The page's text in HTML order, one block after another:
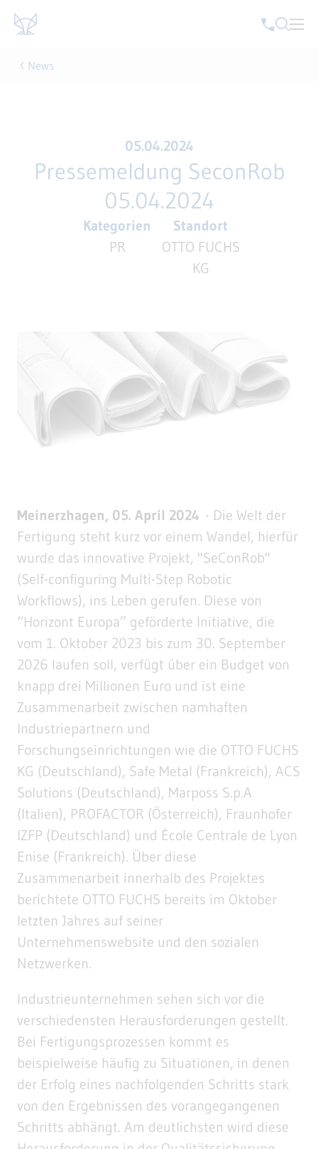
News
05.04.2024
Pressemeldung SeconRob
05.04.2024
Kategorien
PR
Standort
OTTO FUCHS
KG
Meinerzhagen, 05. April 2024 - Die Welt der
Fertigung steht kurz vor einem Wandel, hierfür
wurde das innovative Projekt, "SeConRob"
(Self-configuring Multi-Step Robotic
Workflows), ins Leben gerufen. Diese von
“Horizont Europa” geförderte Initiative, die
vom 1. Oktober 2023 bis zum 30. September
2026 laufen soll, verfügt über ein Budget von
knapp drei Millionen Euro und ist eine
Zusammenarbeit zwischen namhaften
Industriepartnern und
Forschungseinrichtungen wie die OTTO FUCHS
KG (Deutschland), Safe Metal (Frankreich), ACS
Solutions (Deutschland), Marposs S.p.A
(Italien), PROFACTOR (Österreich), Fraunhofer
IZFP (Deutschland) und École Centrale de Lyon
Enise (Frankreich). Über diese
Zusammenarbeit innerhalb des Projektes
berichtete OTTO FUCHS bereits im Oktober
letzten Jahres auf seiner
Unternehmenswebsite und den sozialen
Netzwerken.
Industrieunternehmen sehen sich vor die
verschiedensten Herausforderungen gestellt.
Bei Fertigungsprozessen kommt es
beispielweise häufig zu Situationen, in denen
der Erfolg eines nachfolgenden Schritts stark
von den Ergebnissen des vorangegangenen
Schritts abhängt. Am deutlichsten wird diese